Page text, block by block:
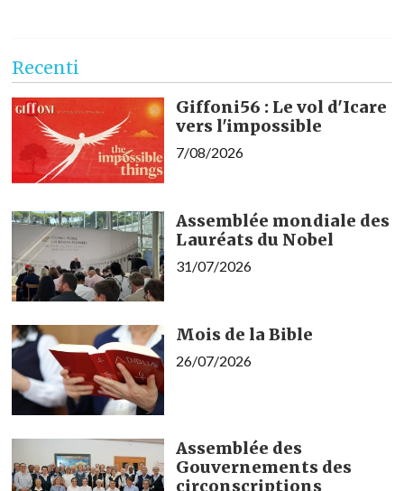
Recenti
Giffoni56 : Le vol d'Icare
vers l'impossible
7/08/2026
Assemblée mondiale des
Lauréats du Nobel
31/07/2026
Mois de la Bible
26/07/2026
Assemblée des
Gouvernements des
circonscriptions